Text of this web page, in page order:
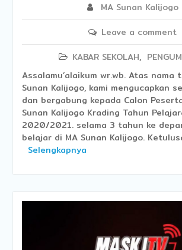
MA Sunan Kalijogo
Leave a comment
KABAR SEKOLAH,
Assalamu’alaikum wr.wb. Atas nama
Sunan Kalijogo, kami mengucapkan
dan bergabung kepada Calon
Sunan Kalijogo Krading Tahun
2020/2021. selama 3 tahun ke
belajar di MA Sunan Kalijogo.
Selengkapnya